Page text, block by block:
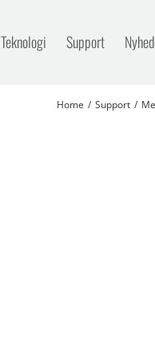
Teknologi Support
Home Support